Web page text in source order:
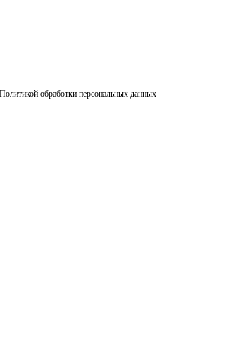
обработки персональных данных